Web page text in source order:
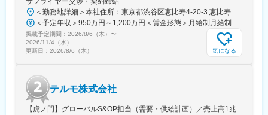
ます。中でもMRは製品情報提供のみならず、販売した医療機器が
安全に使用されるために研修会を開催しり、使用にあたってのト
レーニングの機会を提供するなど重要な役割を担っているため、
やりがいを感じられます。
＜勤務地詳細＞本社住所：東京都渋谷区恵比寿4-20-3 恵比寿ガーデンプレイスタワー18F勤務地最寄駅：各線／恵比寿駅受動喫煙対策：屋内全面禁煙変更の範囲：会社の定める事業所（リモートワーク含む）
＜予定年収＞950万円～1,200万円＜賃金形態＞月給制月給制。ご経験等により変動あり、当社既定により決定。＜賃金内訳＞月額（基本給）：688,000円～869,000円＜月給＞688,000円～869,000円＜昇給有無＞有＜残業手当＞有＜給与補足＞ご経験等により変動あり、当社既定により決定。業績賞与年1回、昇給年1回。賃金はあくまでも目安の金額であり、選考を通じて上下する可能性があります。月給(月額)は固定手当を含めた表記です。
掲載予定期間： 2026/8/6（木） 〜
2026/11/4（水）
更新日： 2026/8/6（木） 気になる
テルモ株式会社
【虎ノ門】グローバルS&OP担当（需要・供給計画）／売上高1兆